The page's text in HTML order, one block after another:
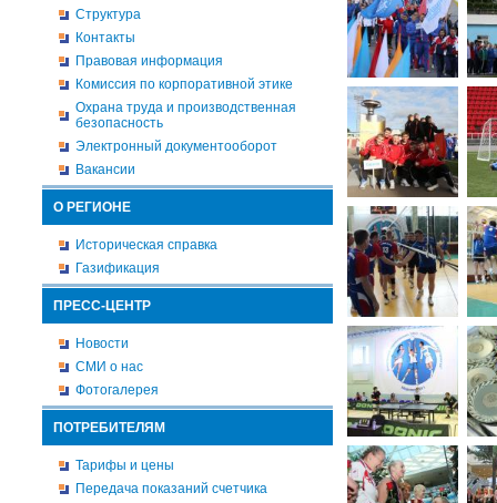
Структура
Контакты
Правовая информация
Комиссия по корпоративной этике
Охрана труда и производственная
безопасность
Электронный документооборот
Вакансии
О РЕГИОНЕ
Историческая справка
Газификация
ПРЕСС-ЦЕНТР
Новости
СМИ о нас
Фотогалерея
ПОТРЕБИТЕЛЯМ
Тарифы и цены
Передача показаний счетчика